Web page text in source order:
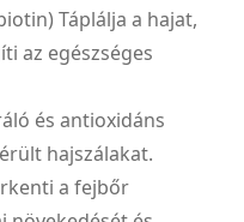
Táplálja a hajat,
az egészséges
és antioxidáns
hajszálakat.
a fejbőr